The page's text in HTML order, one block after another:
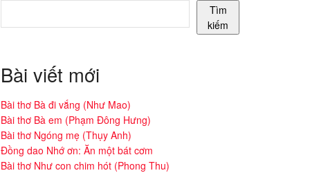
Tìm
kiếm
Bài viết mới
Bài thơ Bà đi vắng (Như Mao)
Bài thơ Bà em (Phạm Đông Hưng)
Bài thơ Ngóng mẹ (Thụy Anh)
Đồng dao Nhớ ơn: Ăn một bát cơm
Bài thơ Như con chim hót (Phong Thu)